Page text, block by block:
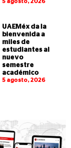
5 agosto, 2026
UAEMéx da la
bienvenida a
miles de
estudiantes al
nuevo
semestre
académico
5 agosto, 2026